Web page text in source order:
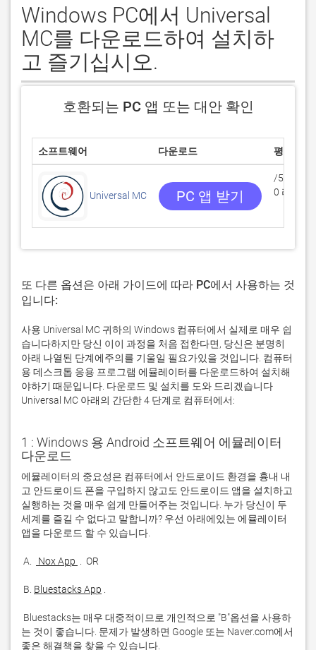
Windows PC에서 Universal
MC를 다운로드하여 설치하
고 즐기십시오.
호환되는 PC 앱 또는 대안 확인
소프트웨어 다운로드 평점
Universal MC PC 앱 받기
/5
0 리뷰
또 다른 옵션은 아래 가이드에 따라 PC에서 사용하는 것
입니다:
사용 Universal MC 귀하의 Windows 컴퓨터에서 실제로 매우 쉽
습니다하지만 당신 이이 과정을 처음 접한다면, 당신은 분명히
아래 나열된 단계에주의를 기울일 필요가있을 것입니다. 컴퓨터
용 데스크톱 응용 프로그램 에뮬레이터를 다운로드하여 설치해
야하기 때문입니다. 다운로드 및 설치를 도와 드리겠습니다
Universal MC 아래의 간단한 4 단계로 컴퓨터에서:
1 : Windows 용 Android 소프트웨어 에뮬레이터
다운로드
에뮬레이터의 중요성은 컴퓨터에서 안드로이드 환경을 흉내 내
고 안드로이드 폰을 구입하지 않고도 안드로이드 앱을 설치하고
실행하는 것을 매우 쉽게 만들어주는 것입니다. 누가 당신이 두
세계를 즐길 수 없다고 말합니까? 우선 아래에있는 에뮬레이터
A. Nox App
B. Bluestacks App
는 것이 좋습니다. 문제가 발생하면 Google 또는 Naver.com에서
좋은 해결책을 찾을 수 있습니다.